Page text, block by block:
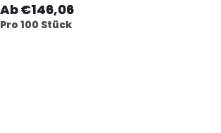
Ab €146,06
Pro 100 Stück